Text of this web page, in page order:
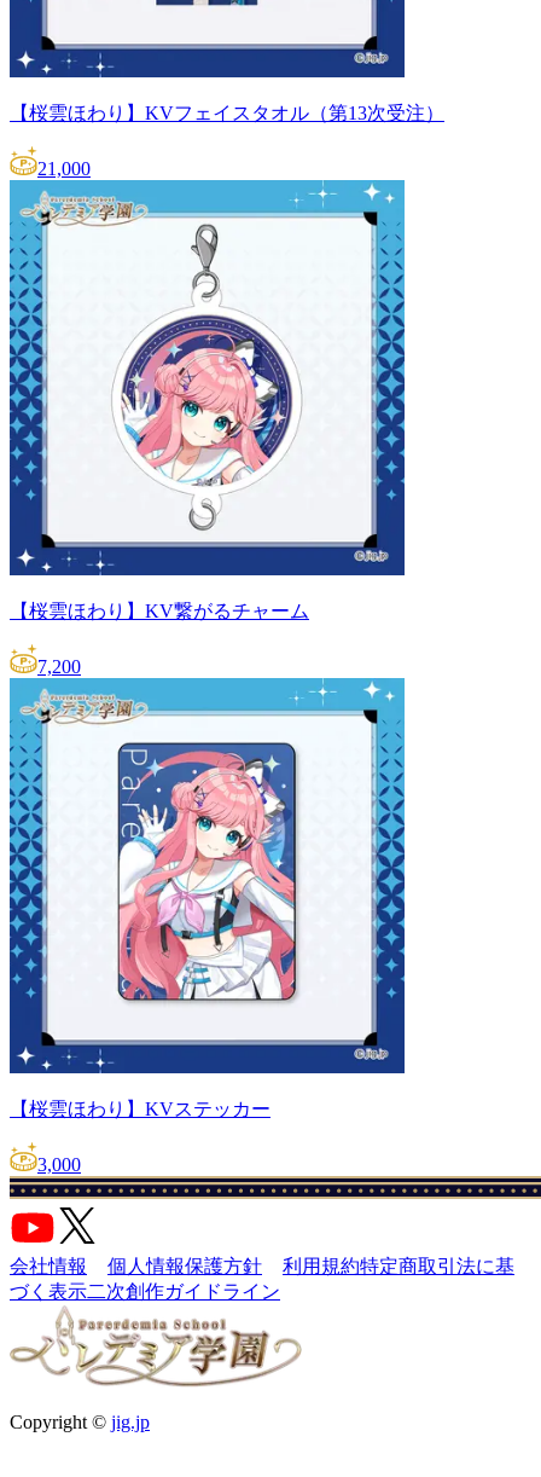
【桜雲ほわり】KVフェイスタオル（第13次受注）
21,000
【桜雲ほわり】KV繋がるチャーム
7,200
【桜雲ほわり】KVステッカー
3,000
会社情報 個人情報保護方針 利用規約特定商取引法に基
づく表示二次創作ガイドライン
Copyright © jig.jp